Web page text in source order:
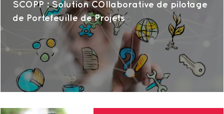
SCOPP : Solution COllaborative de pilotage
de Portefeuille de Projets